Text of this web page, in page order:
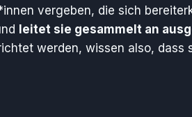
vergeben, die sich
leitet sie gesammelt an
werden, wissen also,